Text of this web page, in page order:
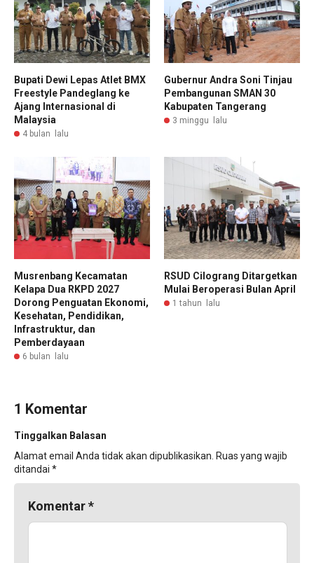
Bupati Dewi Lepas Atlet BMX
Freestyle Pandeglang ke
Ajang Internasional di
Malaysia
4 bulan lalu
Gubernur Andra Soni Tinjau
Pembangunan SMAN 30
Kabupaten Tangerang
3 minggu lalu
Musrenbang Kecamatan
Kelapa Dua RKPD 2027
Dorong Penguatan Ekonomi,
Kesehatan, Pendidikan,
Infrastruktur, dan
Pemberdayaan
6 bulan lalu
RSUD Cilograng Ditargetkan
Mulai Beroperasi Bulan April
1 tahun lalu
1 Komentar
Tinggalkan Balasan
Alamat email Anda tidak akan dipublikasikan. Ruas yang wajib
ditandai *
Komentar*